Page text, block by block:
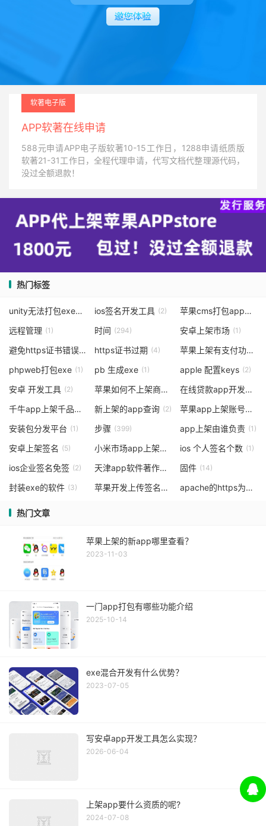
软著电子版
APP软著在线申请
588元申请APP电子版软著10-15工作日，1288申请纸质版
软著21-31工作日，全程代理申请，代写文档代整理源代码，
没过全额退款！
热门标签
unity无法打包exe ios签名开发工具 (2)
苹果cms打包app需要定位权限
远程管理 (1) 时间 (294) 安卓上架市场 (1)
避免https证书错误批准 (1)
https证书过期 (4)
苹果上架有支付功能的app
phpweb打包exe (1) pb 生成exe (1) apple 配置keys (2)
安卓 开发工具 (2) 苹果如何不上架商店也能下载 (1)
在线贷款app开发的优势是什么
千牛app上架千品流程
(1)
新上架的app查询 (2) 苹果app上架账号申请
安装包分发平台 (1) 步骤 (399) app上架由谁负责 (1)
安卓上架签名 (5) 小米市场app上架 ios 个人签名个数 (1)
ios企业签名免签 (2) 天津app软件著作权流程 (4)
固件 (14)
封装exe的软件 (3) 苹果开发上传签名 apache的https为什么要3个证书
热门文章
苹果上架的新app哪里查看？
2023-11-03
一门app打包有哪些功能介绍
2025-10-14
exe混合开发有什么优势？
2023-07-05
写安卓app开发工具怎么实现？
2026-06-04
上架app要什么资质的呢?
2024-07-08